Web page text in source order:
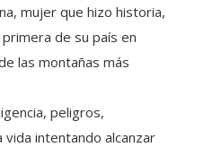
mujer que hizo historia,
de su país en
las montañas más
peligros,
intentando alcanzar